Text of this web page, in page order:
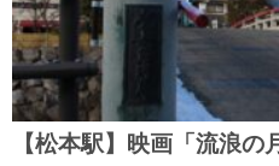
【松本駅】映画「流浪